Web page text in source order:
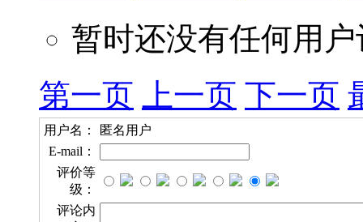
暂时还没有任何用
第一页
上一页 下一页
用户名：
匿名用户
E-mail：
评价等
级：
评论内